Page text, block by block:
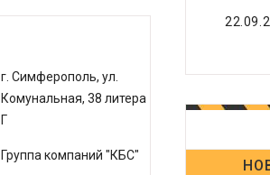
г. Симферополь, ул.
Комунальная, 38 литера
Г
Группа компаний "КБС"